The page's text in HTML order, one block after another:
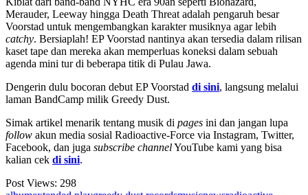
Merauder, Leeway hingga Death Threat adalah pengaruh besar
Voorstad untuk mengembangkan karakter musiknya agar lebih
catchy. Bersiaplah! EP Voorstad nantinya akan tersedia dalam rilisan
kaset tape dan mereka akan memperluas koneksi dalam sebuah
agenda mini tur di beberapa titik di Pulau Jawa.
Dengerin dulu bocoran debut EP Voorstad di sini, langsung melalui
laman BandCamp milik Greedy Dust.
Simak artikel menarik tentang musik di pages ini dan jangan lupa
follow akun media sosial Radioactive-Force via Instagram, Twitter,
Facebook, dan juga subscribe channelYouTube kami yang bisa
kalian cek di sini.
Post Views: 298